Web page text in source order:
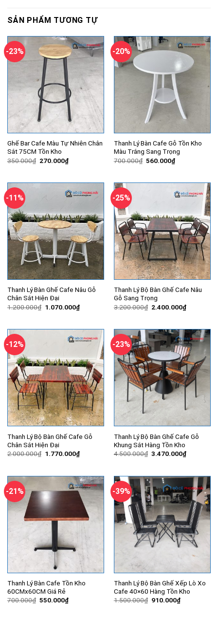
SẢN PHẨM TƯƠNG TỰ
-23%
Ghế Bar Cafe Màu Tự Nhiên Chân
Sắt 75CM Tồn Kho
350.000₫ Giá
270.000₫Giá
hiện
270.000₫.
-20%
Thanh Lý Bàn Cafe Gỗ Tồn Kho
Màu Trắng Sang Trọng
700.000₫ Giá
560.000₫Giá
hiện
560.000₫.
-11%
Thanh Lý Bàn Ghế Cafe Nâu Gỗ
Chân Sắt Hiện Đại
1.200.000₫ Giá
1.070.000₫Giá
hiện
1.070.000₫.
-25%
Thanh Lý Bộ Bàn Ghế Cafe Nâu
Gỗ Sang Trọng
3.200.000₫ Giá
2.400.000₫Giá
hiện
-12%
Thanh Lý Bộ Bàn Ghế Cafe Gỗ
Chân Sắt Hiện Đại
2.000.000₫ Giá
1.770.000₫Giá
hiện
1.770.000₫.
-23%
Thanh Lý Bộ Bàn Ghế Cafe Gỗ
Khung Sắt Hàng Tồn Kho
4.500.000₫ Giá
3.470.000₫Giá
hiện
-21%
Thanh Lý Bàn Cafe Tồn Kho
60CMx60CM Giá Rẻ
700.000₫ Giá
550.000₫Giá
hiện
-39%
Thanh Lý Bộ Bàn Ghế Xếp Lò Xo
Cafe 40×60 Hàng Tồn Kho
1.500.000₫ Giá
910.000₫Giá
hiện